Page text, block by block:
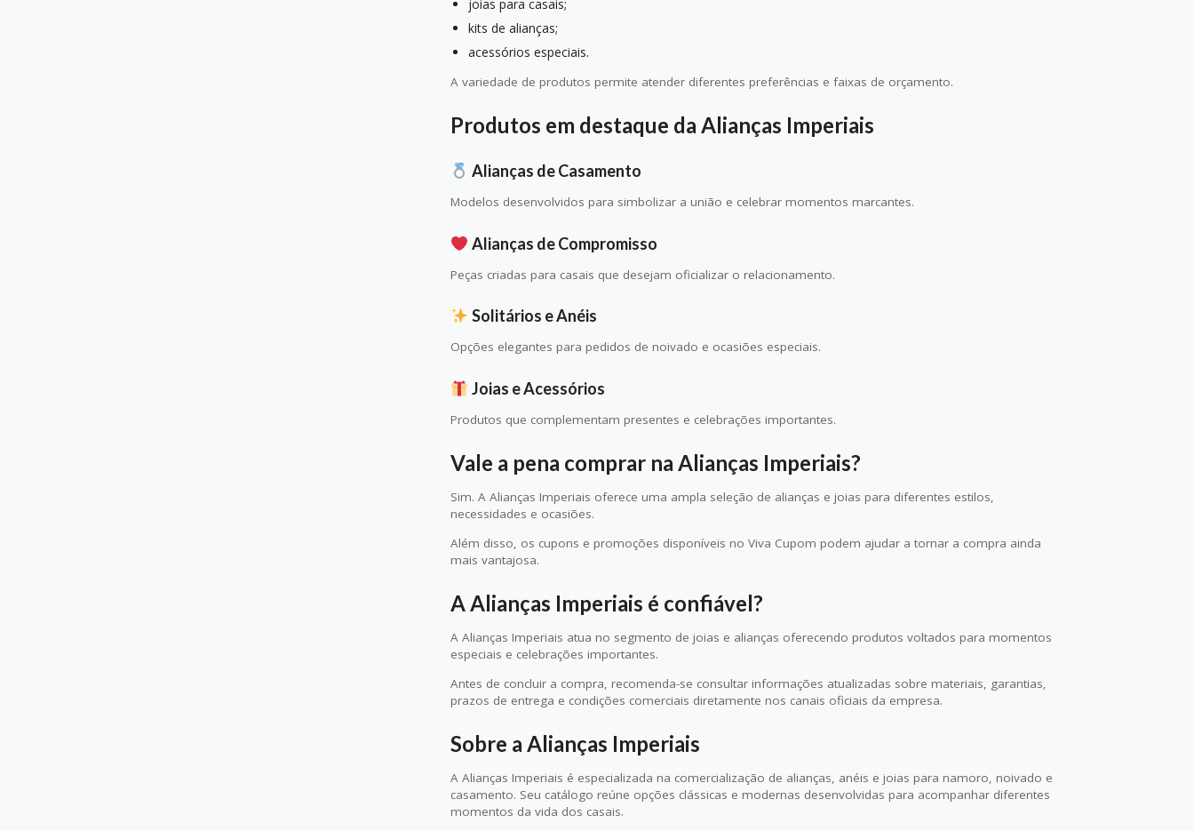
joias para casais;
kits de alianças;
acessórios especiais.
A variedade de produtos permite atender diferentes preferências e faixas de orçamento.
Produtos em destaque da Alianças Imperiais
Alianças de Casamento
Modelos desenvolvidos para simbolizar a união e celebrar momentos marcantes.
Alianças de Compromisso
Peças criadas para casais que desejam oficializar o relacionamento.
Solitários e Anéis
Opções elegantes para pedidos de noivado e ocasiões especiais.
Joias e Acessórios
Produtos que complementam presentes e celebrações importantes.
Vale a pena comprar na Alianças Imperiais?
Sim. A Alianças Imperiais oferece uma ampla seleção de alianças e joias para diferentes estilos,
necessidades e ocasiões.
Além disso, os cupons e promoções disponíveis no Viva Cupom podem ajudar a tornar a compra ainda
mais vantajosa.
A Alianças Imperiais é confiável?
A Alianças Imperiais atua no segmento de joias e alianças oferecendo produtos voltados para momentos
especiais e celebrações importantes.
Antes de concluir a compra, recomenda-se consultar informações atualizadas sobre materiais, garantias,
prazos de entrega e condições comerciais diretamente nos canais oficiais da empresa.
Sobre a Alianças Imperiais
A Alianças Imperiais é especializada na comercialização de alianças, anéis e joias para namoro, noivado e
casamento. Seu catálogo reúne opções clássicas e modernas desenvolvidas para acompanhar diferentes
momentos da vida dos casais.